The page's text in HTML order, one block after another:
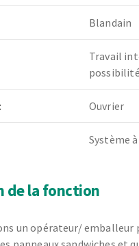
Blandain
Travail
Ouvrier
Système
de la fonction
un opérateur/ emballeur